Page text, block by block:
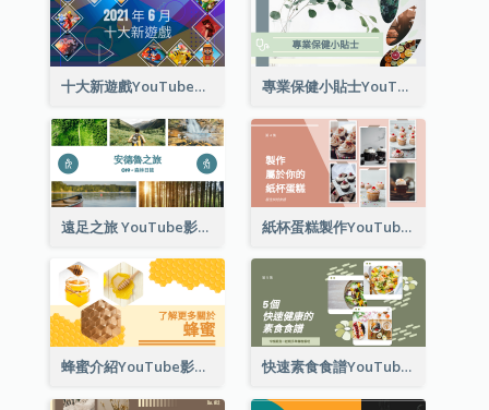
十大新遊戲YouTube影片縮圖 專業保健小貼士YouTube影片縮圖
遠足之旅 YouTube影片縮圖 紙杯蛋糕製作YouTube影片縮圖
蜂蜜介紹YouTube影片縮圖 快速素食食譜YouTube影片縮圖